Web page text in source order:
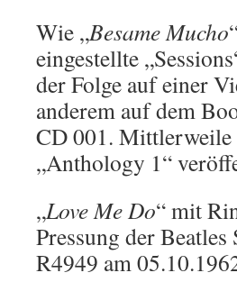
Wie „Besame Mucho
eingestellte
der Folge auf einer
anderem auf dem
CD 001. Mittlerweile
„Anthology 1“
„Love Me Do“ mit
Pressung der Beatles
R4949 am